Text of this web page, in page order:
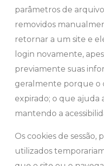
parâmetros de
removidos
retornar a um site e
login novamente,
previamente suas
geralmente porque o
expirado; o que ajuda
mantendo a
Os cookies de sessão,
utilizados